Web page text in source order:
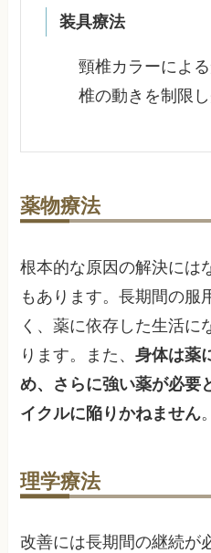
装具療法
頸椎カラーによ
椎の動きを制限
薬物療法
根本的な原因の解決には
もあります。長期間の服
く、薬に依存した生活に
ります。また、身体は薬
め、さらに強い薬が必要
イクルに陥りかねません。
理学療法
改善には長期間の継続が